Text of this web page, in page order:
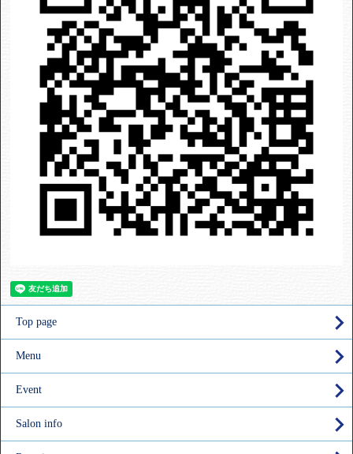
Top page
Menu
Event
Salon info